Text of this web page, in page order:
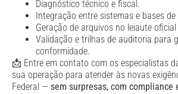
Diagnóstico técnico e fiscal.
Integração entre sistemas e bases
Geração de arquivos no leiaute
Validação e trilhas de auditoria para
conformidade.
📩 Entre em contato com os especialistas
sua operação para atender às novas
Federal — sem surpresas, com compliance